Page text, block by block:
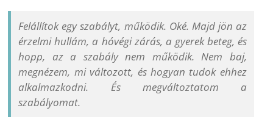
Felállítok egy szabályt, működik. Oké. Majd jön az
érzelmi hullám, a hóvégi zárás, a gyerek beteg, és
hopp, az a szabály nem működik. Nem baj,
megnézem, mi változott, és hogyan tudok ehhez
alkalmazkodni. És megváltoztatom a
szabályomat.